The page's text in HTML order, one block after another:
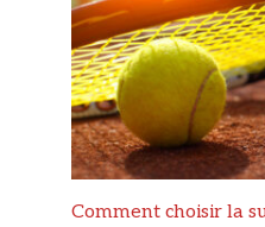
Comment choisir la